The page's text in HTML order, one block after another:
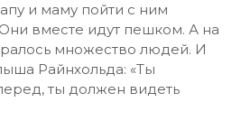
и маму пойти с ним
вместе идут пешком. А на
множество людей. И
Райнхольда: «Ты
ты должен видеть